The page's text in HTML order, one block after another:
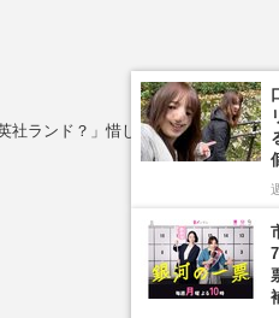
社ランド？」惜しむ声とファンの心配